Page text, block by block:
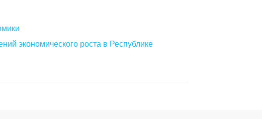
экономического роста в Республике